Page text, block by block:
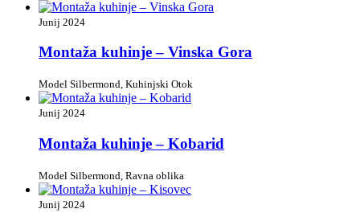
Junij 2024
Montaža kuhinje – Vinska Gora
Model Silbermond, Kuhinjski Otok
Junij 2024
Montaža kuhinje – Kobarid
Model Silbermond, Ravna oblika
Junij 2024